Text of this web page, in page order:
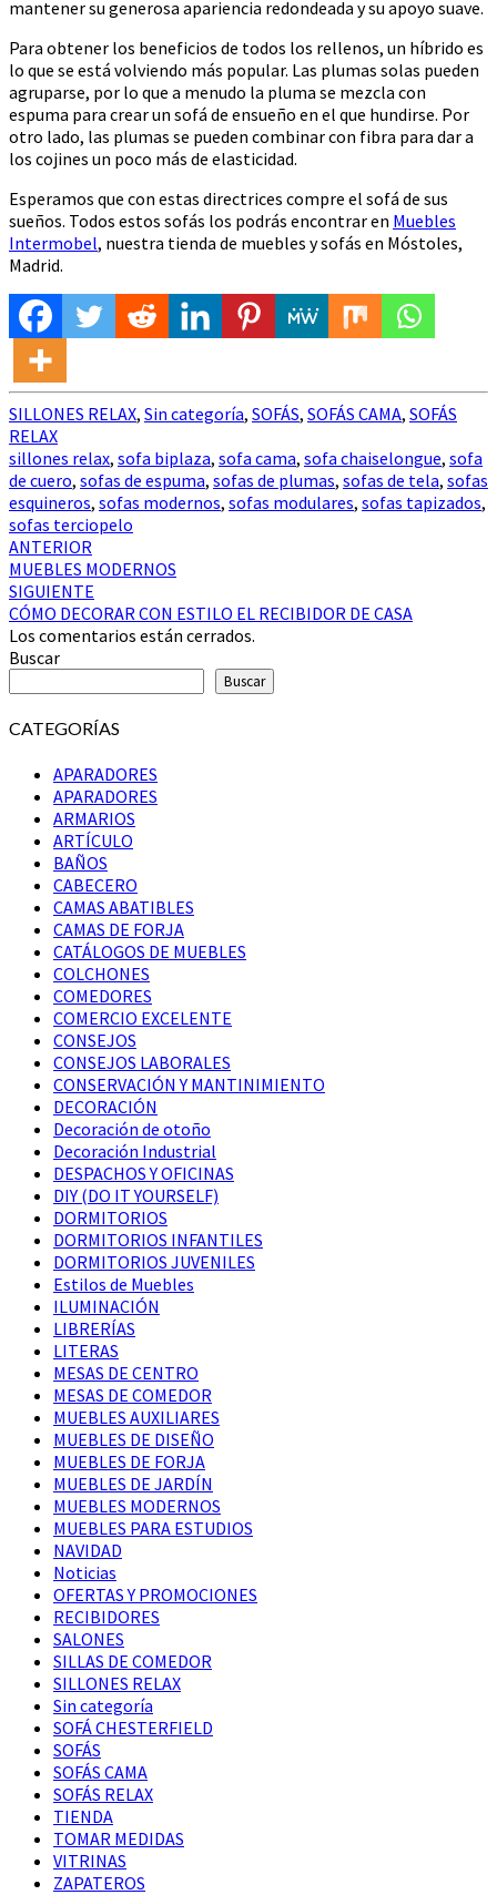
mantener su generosa apariencia redondeada y su apoyo suave.
Para obtener los beneficios de todos los rellenos, un híbrido es
lo que se está volviendo más popular. Las plumas solas pueden
agruparse, por lo que a menudo la pluma se mezcla con
espuma para crear un sofá de ensueño en el que hundirse. Por
otro lado, las plumas se pueden combinar con fibra para dar a
los cojines un poco más de elasticidad.
Esperamos que con estas directrices compre el sofá de sus
sueños. Todos estos sofás los podrás encontrar en Muebles
Intermobel, nuestra tienda de muebles y sofás en Móstoles,
Madrid.
SILLONES RELAX, Sin categoría, SOFÁS, SOFÁS CAMA, SOFÁS
RELAX
sillones relax, sofa biplaza, sofa cama, sofa chaiselongue, sofa
de cuero, sofas de espuma, sofas de plumas, sofas de tela, sofas
esquineros, sofas modernos, sofas modulares, sofas tapizados,
sofas terciopelo
Navegación
de
entradas
ANTERIOR
MUEBLES MODERNOS
SIGUIENTE
CÓMO DECORAR CON ESTILO EL RECIBIDOR DE CASA
Los comentarios están cerrados.
Buscar
Buscar
CATEGORÍAS
APARADORES
APARADORES
ARMARIOS
ARTÍCULO
BAÑOS
CABECERO
CAMAS ABATIBLES
CAMAS DE FORJA
CATÁLOGOS DE MUEBLES
COLCHONES
COMEDORES
COMERCIO EXCELENTE
CONSEJOS
CONSEJOS LABORALES
CONSERVACIÓN Y MANTINIMIENTO
DECORACIÓN
Decoración de otoño
Decoración Industrial
DESPACHOS Y OFICINAS
DIY (DO IT YOURSELF)
DORMITORIOS
DORMITORIOS INFANTILES
DORMITORIOS JUVENILES
Estilos de Muebles
ILUMINACIÓN
LIBRERÍAS
LITERAS
MESAS DE CENTRO
MESAS DE COMEDOR
MUEBLES AUXILIARES
MUEBLES DE DISEÑO
MUEBLES DE FORJA
MUEBLES DE JARDÍN
MUEBLES MODERNOS
MUEBLES PARA ESTUDIOS
NAVIDAD
Noticias
OFERTAS Y PROMOCIONES
RECIBIDORES
SALONES
SILLAS DE COMEDOR
SILLONES RELAX
Sin categoría
SOFÁ CHESTERFIELD
SOFÁS
SOFÁS CAMA
SOFÁS RELAX
TIENDA
TOMAR MEDIDAS
VITRINAS
ZAPATEROS